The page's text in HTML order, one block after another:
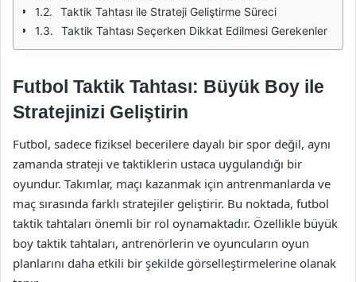
Taktik Tahtası ile Strateji Geliştirme Süreci
Taktik Tahtası Seçerken Dikkat Edilmesi Gerekenler
Futbol Taktik Tahtası: Büyük Boy ile
Stratejinizi Geliştirin
Futbol, sadece fiziksel becerilere dayalı bir spor değil, aynı
zamanda strateji ve taktiklerin ustaca uygulandığı bir
oyundur. Takımlar, maçı kazanmak için antrenmanlarda ve
maç sırasında farklı stratejiler geliştirir. Bu noktada, futbol
taktik tahtaları önemli bir rol oynamaktadır. Özellikle büyük
boy taktik tahtaları, antrenörlerin ve oyuncuların oyun
planlarını daha etkili bir şekilde görselleştirmelerine olanak